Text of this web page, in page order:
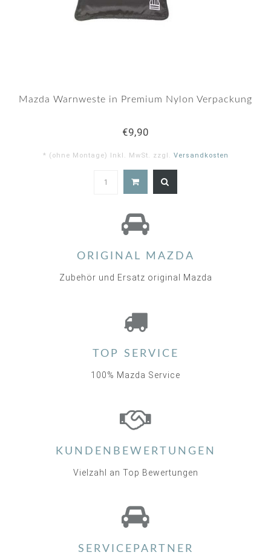
Mazda Warnweste in Premium Nylon Verpackung
€9,90
* (ohne Montage) Inkl. MwSt. zzgl. Versandkosten
ORIGINAL MAZDA
Zubehör und Ersatz original Mazda
TOP SERVICE
100% Mazda Service
KUNDENBEWERTUNGEN
Vielzahl an Top Bewertungen
SERVICEPARTNER